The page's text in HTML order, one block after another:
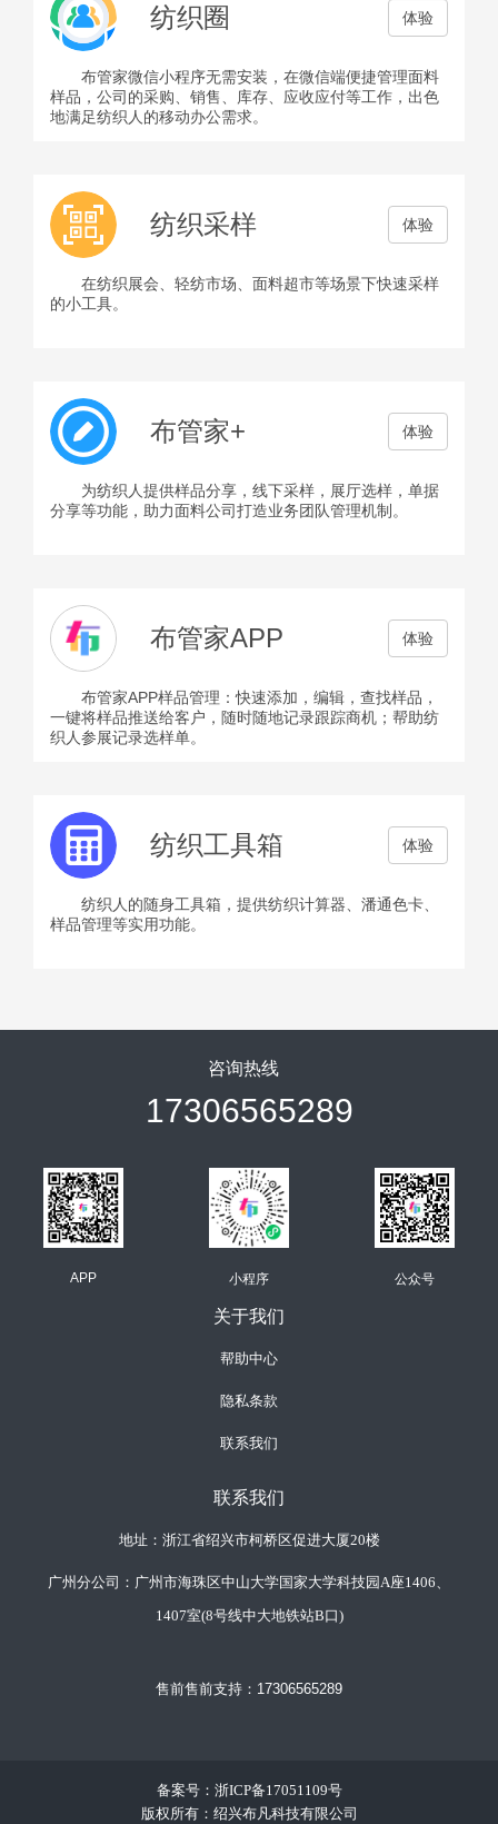
纺织圈 体验
布管家微信小程序无需安装，在微信端便捷管理面料
样品，公司的采购、销售、库存、应收应付等工作，出色
地满足纺织人的移动办公需求。
纺织采样 体验
在纺织展会、轻纺市场、面料超市等场景下快速采样
的小工具。
布管家+ 体验
为纺织人提供样品分享，线下采样，展厅选样，单据
分享等功能，助力面料公司打造业务团队管理机制。
布管家APP 体验
布管家APP样品管理：快速添加，编辑，查找样品，
一键将样品推送给客户，随时随地记录跟踪商机；帮助纺
织人参展记录选样单。
纺织工具箱 体验
纺织人的随身工具箱，提供纺织计算器、潘通色卡、
样品管理等实用功能。
咨询热线
17306565289
APP 小程序 公众号
关于我们
帮助中心
隐私条款
联系我们
联系我们
地址：浙江省绍兴市柯桥区促进大厦20楼
广州分公司：广州市海珠区中山大学国家大学科技园A座1406、
1407室(8号线中大地铁站B口)
售前售前支持： 17306565289
备案号： 浙ICP备17051109号
版权所有：绍兴布凡科技有限公司